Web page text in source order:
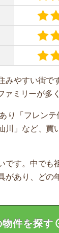
みやすい街で
ミリーが多
り「フレンテ
川」など、買
です。中でも
があり、どの
件を探す